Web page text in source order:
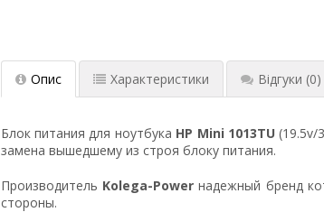
Опис Характеристики Відгуки (0)
Блок питания для ноутбука HP Mini 1013TU(19.5v/
замена вышедшему из строя блоку питания.
Производитель Kolega-Powerнадежный бренд
стороны.